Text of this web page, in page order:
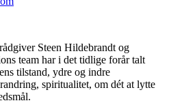
Steen Hildebrandt og
team har i det tidlige forår talt
tilstand, ydre og indre
spiritualitet, om dét at lytte